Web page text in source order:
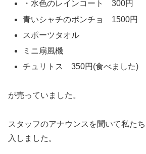
・水色のレインコート 300円
青いシャチのポンチョ 1500円
スポーツタオル
ミニ扇風機
チュリトス 350円(食べました)
が売っていました。
スタッフのアナウンスを聞いて私た
入しました。